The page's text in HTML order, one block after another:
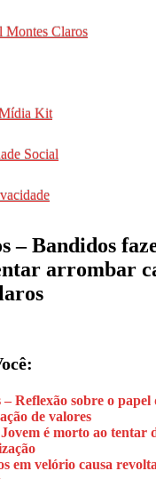
Montes Claros
Kit
Social
– Bandidos
arrombar
Reflexão sobre o papel
de valores
é morto ao tentar
em velório causa